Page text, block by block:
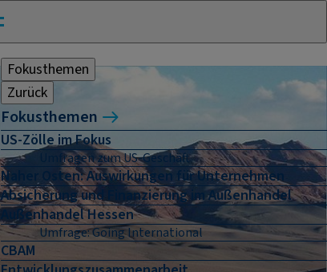
Fokusthemen
Zurück
Fokusthemen
US-Zölle im Fokus
Umfragen zum US-Geschäft
Naher Osten: Auswirkungen für Unternehmen
Absicherung und Finanzierung im Außenhandel
Außenhandel Hessen
Umfrage: Going International
CBAM